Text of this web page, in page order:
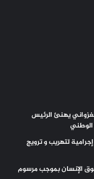
يهنئ الرئيس
الوطني
لتهريب و ترويج
الإنسان بموجب مرسوم